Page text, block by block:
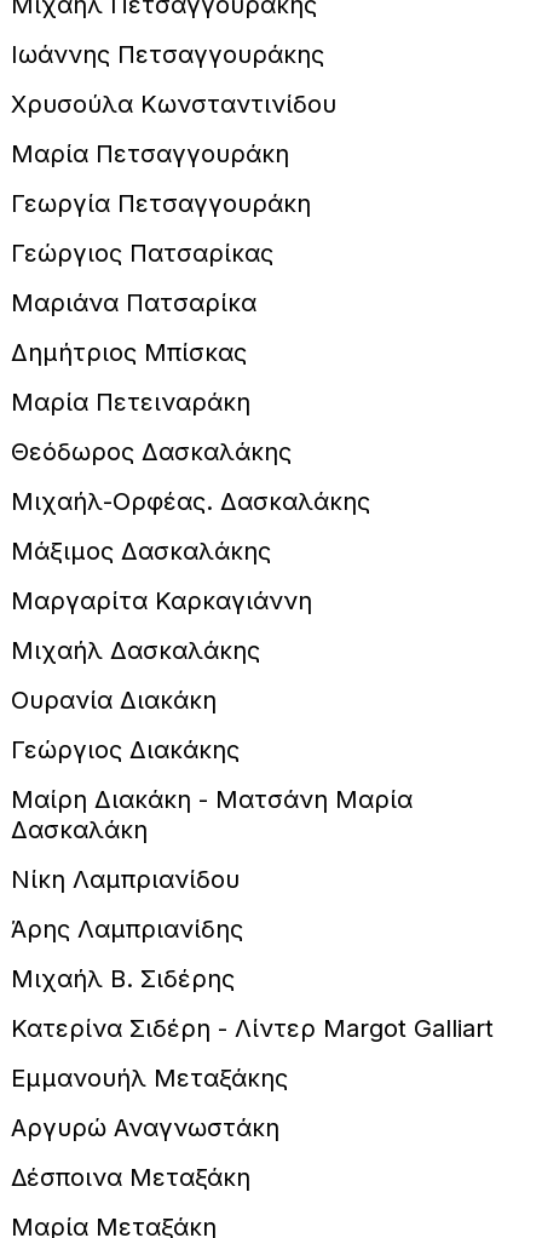
Ιωάννης Πετσαγγουράκης
Χρυσούλα Κωνσταντινίδου
Μαρία Πετσαγγουράκη
Γεωργία Πετσαγγουράκη
Γεώργιος Πατσαρίκας
Μαριάνα Πατσαρίκα
Δημήτριος Μπίσκας
Μαρία Πετειναράκη
Θεόδωρος Δασκαλάκης
Μιχαήλ-Ορφέας. Δασκαλάκης
Μάξιμος Δασκαλάκης
Μαργαρίτα Καρκαγιάννη
Μιχαήλ Δασκαλάκης
Ουρανία Διακάκη
Γεώργιος Διακάκης
Μαίρη Διακάκη - Ματσάνη Μαρία
Δασκαλάκη
Νίκη Λαμπριανίδου
Άρης Λαμπριανίδης
Μιχαήλ Β. Σιδέρης
Κατερίνα Σιδέρη - Λίντερ Margot Galliart
Εμμανουήλ Μεταξάκης
Αργυρώ Αναγνωστάκη
Δέσποινα Μεταξάκη
Μαρία Μεταξάκη